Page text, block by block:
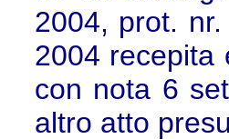
2004, prot.
2004 recepita
con nota 6
altro atto